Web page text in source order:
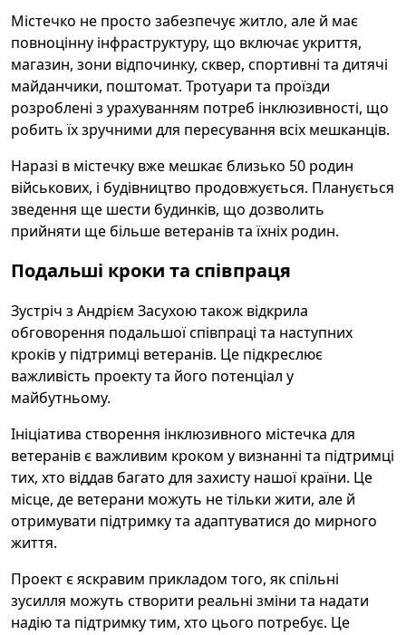
Містечко не просто забезпечує житло, але й має
повноцінну інфраструктуру, що включає укриття,
магазин, зони відпочинку, сквер, спортивні та дитячі
майданчики, поштомат. Тротуари та проїзди
розроблені з урахуванням потреб інклюзивності, що
робить їх зручними для пересування всіх мешканців.
Наразі в містечку вже мешкає близько 50 родин
військових, і будівництво продовжується. Планується
зведення ще шести будинків, що дозволить
прийняти ще більше ветеранів та їхніх родин.
Подальші кроки та співпраця
Зустріч з Андрієм Засухою також відкрила
обговорення подальшої співпраці та наступних
кроків у підтримці ветеранів. Це підкреслює
важливість проекту та його потенціал у
майбутньому.
Ініціатива створення інклюзивного містечка для
ветеранів є важливим кроком у визнанні та підтримці
тих, хто віддав багато для захисту нашої країни. Це
місце, де ветерани можуть не тільки жити, але й
отримувати підтримку та адаптуватися до мирного
життя.
Проект є яскравим прикладом того, як спільні
зусилля можуть створити реальні зміни та надати
надію та підтримку тим, хто цього потребує. Це